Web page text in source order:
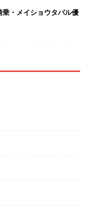
・メイショウタバル優